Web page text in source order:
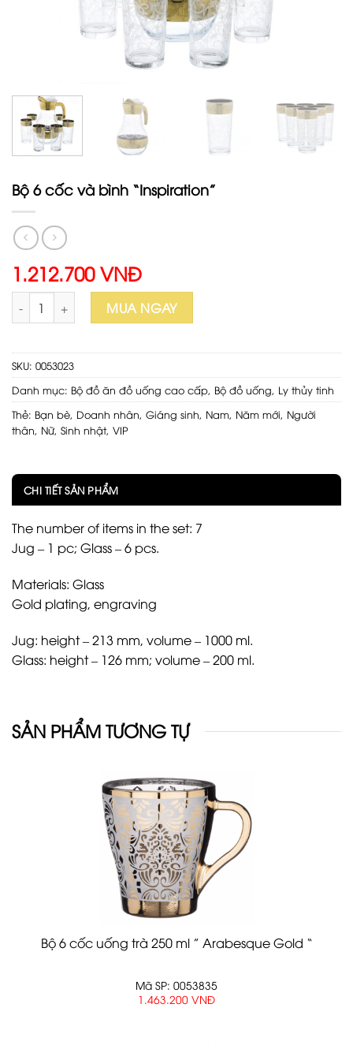
Bộ 6 cốc và bình “Inspiration”
1.212.700 VNĐ
Bộ 6 cốc và bình "Inspiration" số lượng
MUA NGAY
SKU: 0053023
Danh mục: Bộ đồ ăn đồ uống cao cấp Bộ đồ uống Ly thủy tinh
Thẻ: Bạn bè Doanh nhân Giáng sinh Nam Năm mới Người
thân Nữ Sinh nhật, VIP
CHI TIẾT SẢN PHẨM
The number of items in the set: 7
Jug – 1 pc; Glass – 6 pcs.
Materials: Glass
Gold plating, engraving
Jug: height – 213 mm, volume – 1000 ml.
Glass: height – 126 mm; volume – 200 ml.
SẢN PHẨM TƯƠNG TỰ
Bộ 6 cốc uống trà 250 ml ” Arabesque Gold “
Mã SP: 0053835
1.463.200 VNĐ